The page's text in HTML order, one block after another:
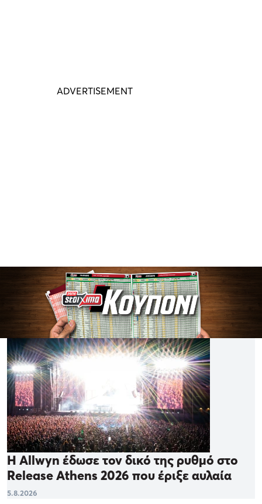
Η Allwyn έδωσε τον δικό της ρυθμό στο
Release Athens 2026 που έριξε αυλαία
5.8.2026